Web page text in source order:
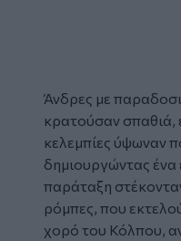
Άνδρες με
κρατούσαν σπαθιά,
κελεμπίες ύψωναν
δημιουργώντας ένα
παράταξη
ρόμπες, που
χορό του Κόλπου,